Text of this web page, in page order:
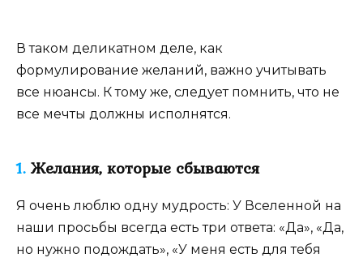
В таком деликатном деле, как
формулирование желаний, важно учитывать
все нюансы. К тому же, следует помнить, что не
все мечты должны исполнятся.
1. Желания, которые сбываются
Я очень люблю одну мудрость: У Вселенной на
наши просьбы всегда есть три ответа: «Да», «Да,
но нужно подождать», «У меня есть для тебя